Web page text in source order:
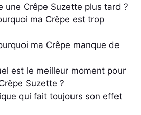
une Crêpe Suzette plus tard ?
ma Crêpe est trop
ma Crêpe manque de
est le meilleur moment pour
Suzette ?
qui fait toujours son effet